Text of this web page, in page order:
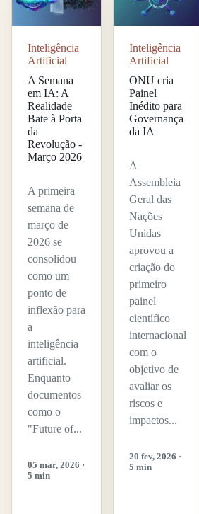
Inteligência
Artificial
A Semana
em IA: A
Realidade
Bate à Porta
da
Revolução -
Março 2026
A primeira
semana de
março de
2026 se
consolidou
como um
ponto de
inflexão para
a
inteligência
artificial.
Enquanto
documentos
como o
"Future of...
05 mar, 2026 ·
5 min
Inteligência
Artificial
ONU cria
Painel
Inédito para
Governança
da IA
A
Assembleia
Geral das
Nações
Unidas
aprovou a
criação do
primeiro
painel
científico
internacional
com o
objetivo de
avaliar os
riscos e
impactos...
20 fev, 2026 ·
5 min